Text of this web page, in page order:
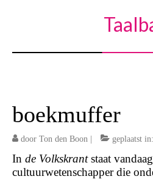
boekmuffer
door Ton den Boon geplaatst in:
In de Volkskrantstaat
cultuurwetenschapper die